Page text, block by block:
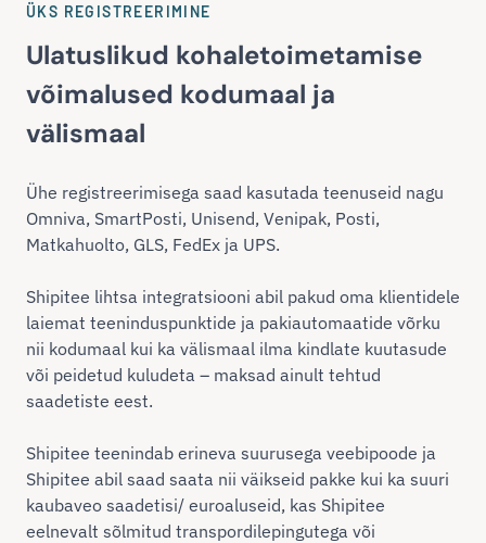
ÜKS REGISTREERIMINE
Ulatuslikud kohaletoimetamise
võimalused kodumaal ja
välismaal
Ühe registreerimisega saad kasutada teenuseid nagu
Omniva, SmartPosti, Unisend, Venipak, Posti,
Matkahuolto, GLS, FedEx ja UPS.
Shipitee lihtsa integratsiooni abil pakud oma klientidele
laiemat teeninduspunktide ja pakiautomaatide võrku
nii kodumaal kui ka välismaal ilma kindlate kuutasude
või peidetud kuludeta – maksad ainult tehtud
saadetiste eest.
Shipitee teenindab erineva suurusega veebipoode ja
Shipitee abil saad saata nii väikseid pakke kui ka suuri
kaubaveo saadetisi/ euroaluseid, kas Shipitee
eelnevalt sõlmitud transpordilepingutega või